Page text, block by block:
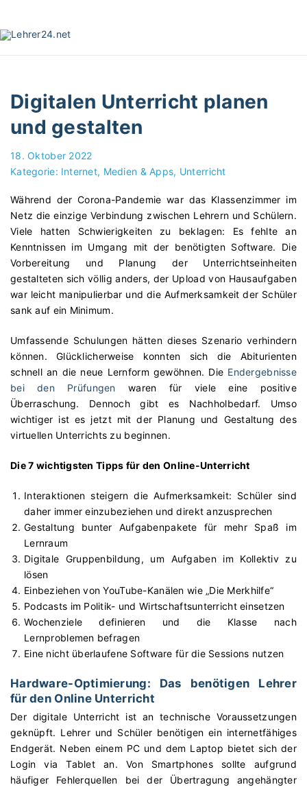
i
Digitalen Unterricht planen
und gestalten
18. Oktober 2022
Kategorie: Internet, Medien & Apps Unterricht
Während der Corona-Pandemie war das Klassenzimmer im
Netz die einzige Verbindung zwischen Lehrern und Schülern.
Viele hatten Schwierigkeiten zu beklagen: Es fehlte an
Kenntnissen im Umgang mit der benötigten Software. Die
Vorbereitung und Planung der Unterrichtseinheiten
gestalteten sich völlig anders, der Upload von Hausaufgaben
war leicht manipulierbar und die Aufmerksamkeit der Schüler
sank auf ein Minimum.
Umfassende Schulungen hätten dieses Szenario verhindern
können. Glücklicherweise konnten sich die Abiturienten
schnell an die neue Lernform gewöhnen. Die Endergebnisse
bei den Prüfungen waren für viele eine positive
Überraschung. Dennoch gibt es Nachholbedarf. Umso
wichtiger ist es jetzt mit der Planung und Gestaltung des
virtuellen Unterrichts zu beginnen.
Die 7 wichtigsten Tipps für den Online-Unterricht
Interaktionen steigern die Aufmerksamkeit: Schüler sind
daher immer einzubeziehen und direkt anzusprechen
Gestaltung bunter Aufgabenpakete für mehr Spaß im
Lernraum
Digitale Gruppenbildung, um Aufgaben im Kollektiv zu
lösen
Einbeziehen von YouTube-Kanälen wie „Die Merkhilfe“
Podcasts im Politik- und Wirtschaftsunterricht einsetzen
Wochenziele definieren und die Klasse nach
Lernproblemen befragen
Eine nicht überlaufene Software für die Sessions nutzen
Hardware-Optimierung: Das benötigen Lehrer
für den Online Unterricht
Der digitale Unterricht ist an technische Voraussetzungen
geknüpft. Lehrer und Schüler benötigen ein internetfähiges
Endgerät. Neben einem PC und dem Laptop bietet sich der
Login via Tablet an. Von Smartphones sollte aufgrund
häufiger Fehlerquellen bei der Übertragung angehängter